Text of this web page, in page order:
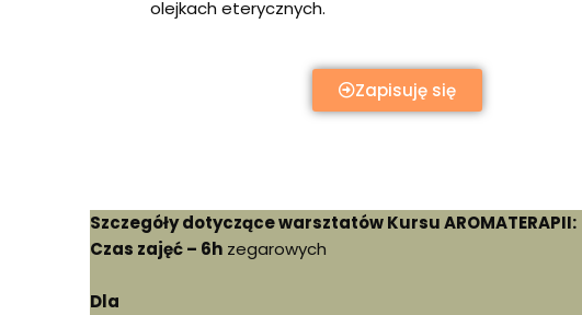
olejkach eterycznych.
Zapisuję się
Szczegóły dotyczące warsztatów Kursu AROMATERAPII:
Czas zajęć – 6h zegarowych
Dla